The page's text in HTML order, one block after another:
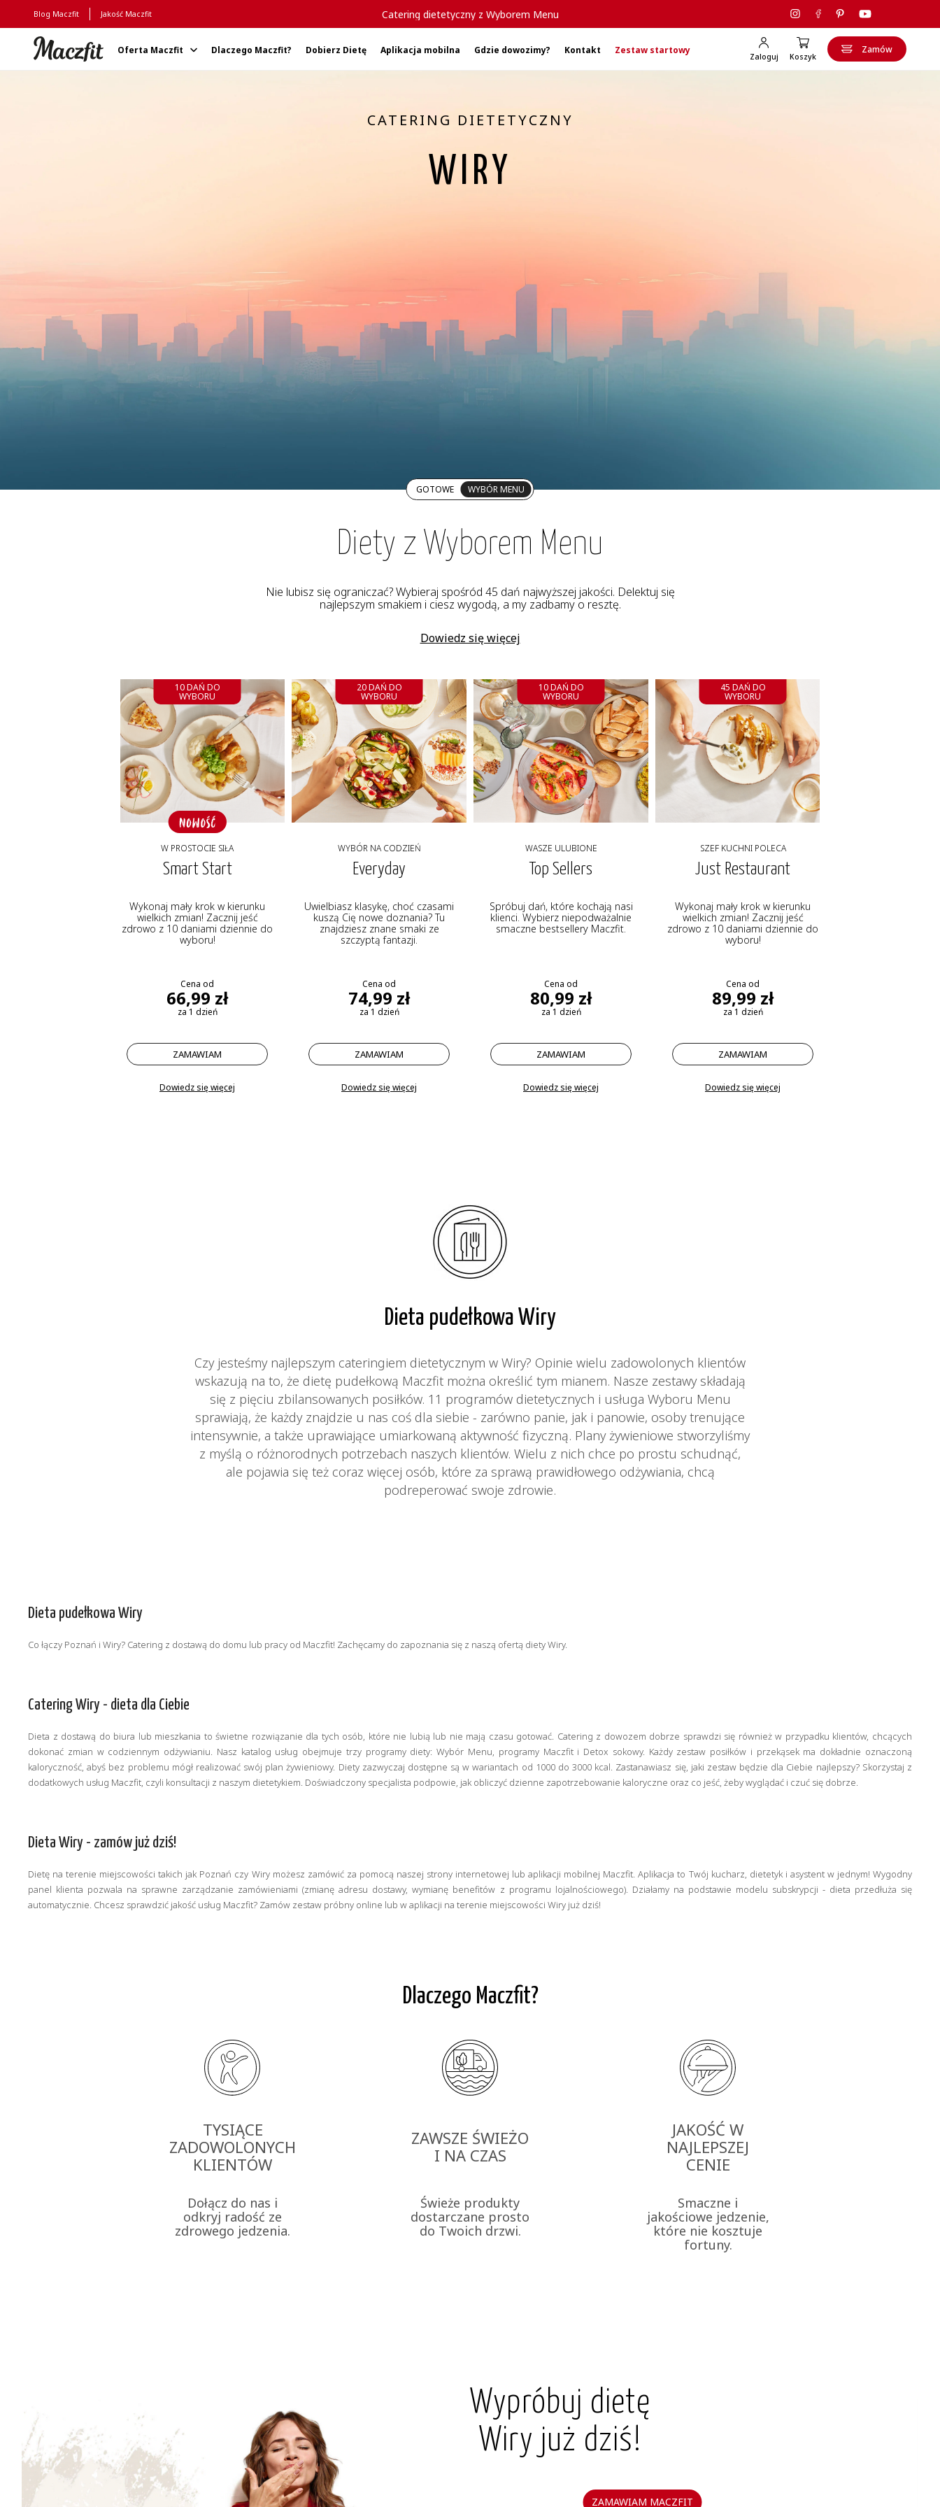
Blog Maczfit Jakość Maczfit Catering dietetyczny z Wyborem Menu
Oferta Maczfit Dlaczego Maczfit? Dobierz Dietę Aplikacja mobilna Gdzie dowozimy? Kontakt Zestaw startowy
Zaloguj Koszyk
Zamów
CATERING DIETETYCZNY
WIRY
GOTOWE WYBÓR MENU
Diety z Wyborem Menu
Nie lubisz się ograniczać? Wybieraj spośród 45 dań najwyższej jakości. Delektuj się
najlepszym smakiem i ciesz wygodą, a my zadbamy o resztę.
Dowiedz się więcej
10 DAŃ DO
WYBORU
W PROSTOCIE SIŁA
Smart Start
Wykonaj mały krok w kierunku
wielkich zmian! Zacznij jeść
zdrowo z 10 daniami dziennie do
wyboru!
Cena od
66,99 zł
za 1 dzień
ZAMAWIAM
Dowiedz się więcej
20 DAŃ DO
WYBORU
WYBÓR NA CODZIEŃ
Everyday
Uwielbiasz klasykę, choć czasami
kuszą Cię nowe doznania? Tu
znajdziesz znane smaki ze
szczyptą fantazji.
Cena od
74,99 zł
za 1 dzień
ZAMAWIAM
Dowiedz się więcej
10 DAŃ DO
WYBORU
WASZE ULUBIONE
Top Sellers
Spróbuj dań, które kochają nasi
klienci. Wybierz niepodważalnie
smaczne bestsellery Maczfit.
Cena od
80,99 zł
za 1 dzień
ZAMAWIAM
Dowiedz się więcej
45 DAŃ DO
WYBORU
SZEF KUCHNI POLECA
Just Restaurant
Wykonaj mały krok w kierunku
wielkich zmian! Zacznij jeść
zdrowo z 10 daniami dziennie do
wyboru!
Cena od
89,99 zł
za 1 dzień
ZAMAWIAM
Dowiedz się więcej
Dieta pudełkowa Wiry
Czy jesteśmy najlepszym cateringiem dietetycznym w Wiry? Opinie wielu zadowolonych klientów
wskazują na to, że dietę pudełkową Maczfit można określić tym mianem. Nasze zestawy składają
się z pięciu zbilansowanych posiłków. 11 programów dietetycznych i usługa Wyboru Menu
sprawiają, że każdy znajdzie u nas coś dla siebie - zarówno panie, jak i panowie, osoby trenujące
intensywnie, a także uprawiające umiarkowaną aktywność fizyczną. Plany żywieniowe stworzyliśmy
z myślą o różnorodnych potrzebach naszych klientów. Wielu z nich chce po prostu schudnąć,
ale pojawia się też coraz więcej osób, które za sprawą prawidłowego odżywiania, chcą
podreperować swoje zdrowie.
Dieta pudełkowa Wiry
Co łączy Poznań i Wiry? Catering z dostawą do domu lub pracy od Maczfit! Zachęcamy do zapoznania się z naszą ofertą diety Wiry.
Catering Wiry - dieta dla Ciebie
Dieta z dostawą do biura lub mieszkania to świetne rozwiązanie dla tych osób, które nie lubią lub nie mają czasu gotować. Catering z dowozem dobrze sprawdzi się również w przypadku klientów, chcących
dokonać zmian w codziennym odżywianiu. Nasz katalog usług obejmuje trzy programy diety: Wybór Menu, programy Maczfit i Detox sokowy. Każdy zestaw posiłków i przekąsek ma dokładnie oznaczoną
kaloryczność, abyś bez problemu mógł realizować swój plan żywieniowy. Diety zazwyczaj dostępne są w wariantach od 1000 do 3000 kcal. Zastanawiasz się, jaki zestaw będzie dla Ciebie najlepszy? Skorzystaj z
dodatkowych usług Maczfit, czyli konsultacji z naszym dietetykiem. Doświadczony specjalista podpowie, jak obliczyć dzienne zapotrzebowanie kaloryczne oraz co jeść, żeby wyglądać i czuć się dobrze.
Dieta Wiry - zamów już dziś!
Dietę na terenie miejscowości takich jak Poznań czy Wiry możesz zamówić za pomocą naszej strony internetowej lub aplikacji mobilnej Maczfit. Aplikacja to Twój kucharz, dietetyk i asystent w jednym! Wygodny
panel klienta pozwala na sprawne zarządzanie zamówieniami (zmianę adresu dostawy, wymianę benefitów z programu lojalnościowego). Działamy na podstawie modelu subskrypcji - dieta przedłuża się
automatycznie. Chcesz sprawdzić jakość usług Maczfit? Zamów zestaw próbny online lub w aplikacji na terenie miejscowości Wiry już dziś!
Dlaczego Maczfit?
TYSIĄCE
ZADOWOLONYCH
KLIENTÓW
Dołącz do nas i
odkryj radość ze
zdrowego jedzenia.
ZAWSZE ŚWIEŻO
I NA CZAS
Świeże produkty
dostarczane prosto
do Twoich drzwi.
JAKOŚĆ W
NAJLEPSZEJ
CENIE
Smaczne i
jakościowe jedzenie,
które nie kosztuje
fortuny.
Wypróbuj dietę
Wiry już dziś!
ZAMAWIAM MACZFIT